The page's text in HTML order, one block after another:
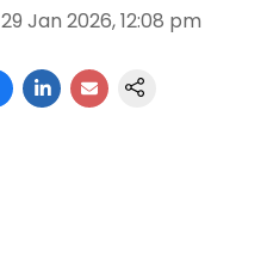
29 Jan 2026, 12:08 pm